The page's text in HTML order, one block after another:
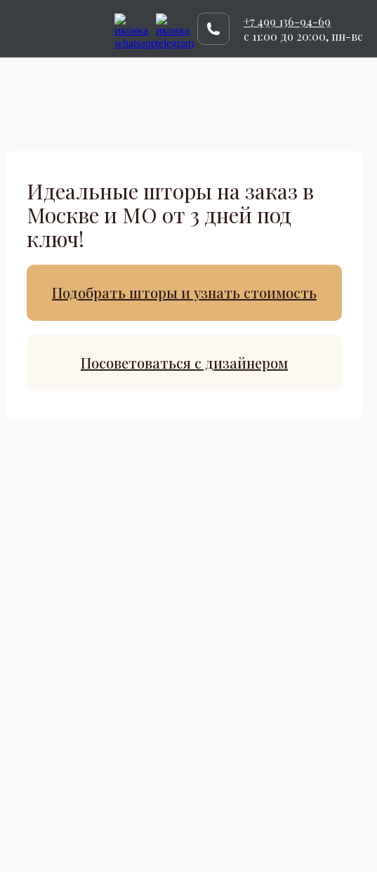
+7 499 136-94-69
c 11:00 до 20:00, пн-вс
Идеальные шторы на заказ в
Москве и МО от 3 дней под
ключ!
Подобрать шторы и узнать стоимость
Посоветоваться с дизайнером